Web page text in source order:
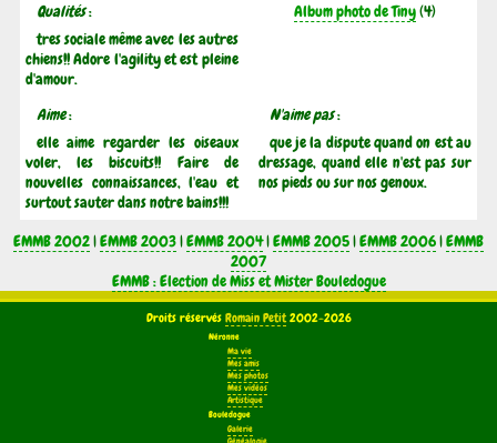
Qualités:
tres sociale même avec les autres
chiens!! Adore l'agility et est pleine
d'amour.
Album photo de Tiny(4)
Aime:
elle aime regarder les oiseaux
voler, les biscuits!! Faire de
nouvelles connaissances, l'eau et
surtout sauter dans notre bains!!!
N'aime pas:
que je la dispute quand on est au
dressage, quand elle n'est pas sur
nos pieds ou sur nos genoux.
EMMB 2002|EMMB 2003|EMMB 2004|EMMB 2005|EMMB 2006|EMMB
2007
EMMB : Election de Miss et Mister Bouledogue
Droits réservés Romain Petit2002-2026
Néronne
Ma vie
Mes amis
Mes photos
Mes vidéos
Artistique
Bouledogue
Galerie